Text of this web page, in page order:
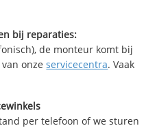
bij reparaties:
de monteur komt bij
van onzeservicecentra. Vaak
per telefoon of we sturen